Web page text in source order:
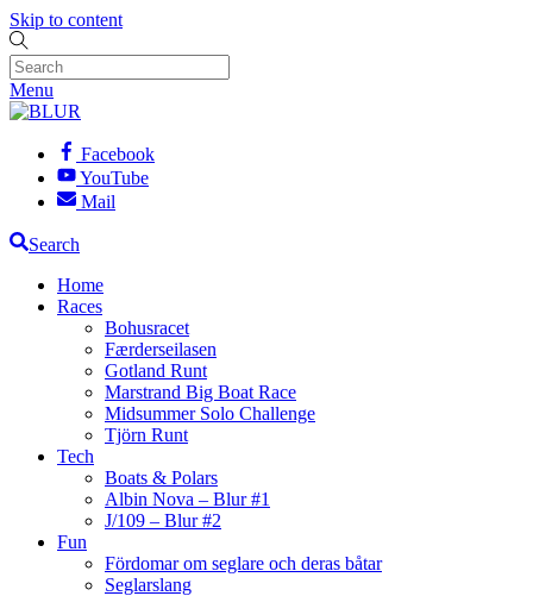
Skip to content
Menu
Facebook
YouTube
Mail
Search
Home
Races
Bohusracet
Færderseilasen
Gotland Runt
Marstrand Big Boat Race
Midsummer Solo Challenge
Tjörn Runt
Tech
Boats & Polars
Albin Nova – Blur #1
J/109 – Blur #2
Fun
Fördomar om seglare och deras båtar
Seglarslang